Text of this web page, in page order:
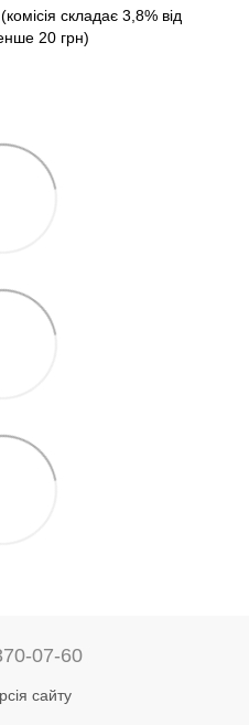
складає 3,8% від
20 грн)
07-60
сайту